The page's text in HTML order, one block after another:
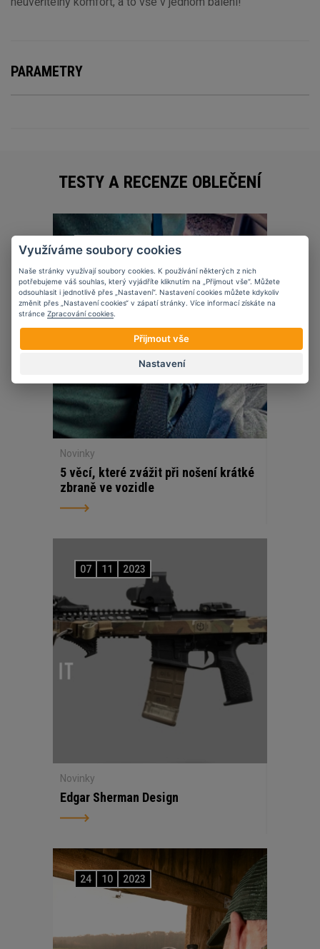
PARAMETRY
TESTY A RECENZE OBLEČENÍ
11
Novinky
5 věcí, které zvážit při nošení krátké
zbraně ve vozidle
07 11 2023
Novinky
Edgar Sherman Design
24 10 2023
Využíváme soubory cookies
Naše stránky využívají soubory cookies. K používání některých z nich
potřebujeme váš souhlas, který vyjádříte kliknutím na „Přijmout vše“. Můžete
odsouhlasit i jednotlivě přes „Nastavení“. Nastavení cookies můžete kdykoliv
změnit přes „Nastavení cookies“ v zápatí stránky. Více informací získáte na
stránce Zpracování cookies
Přijmout vše
Nastavení